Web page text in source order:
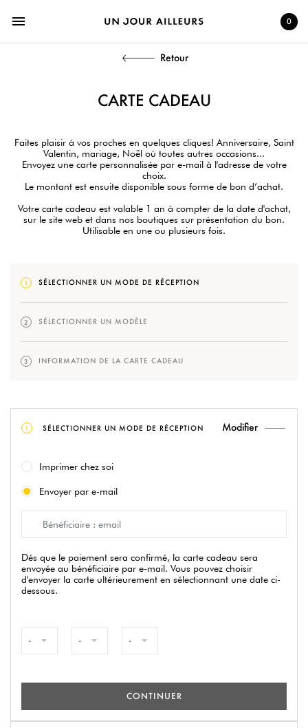
menu 0
Retour
CARTE CADEAU
Faites plaisir à vos proches en quelques cliques! Anniversaire, Saint
Valentin, mariage, Noël où toutes autres occasions...
Envoyez une carte personnalisée par e-mail à l'adresse de votre
choix.
Le montant est ensuite disponible sous forme de bon d’achat.
Votre carte cadeau est valable 1 an à compter de la date d'achat,
sur le site web et dans nos boutiques sur présentation du bon.
Utilisable en une ou plusieurs fois.
1 SÉLECTIONNER UN MODE DE RÉCEPTION
2 SÉLECTIONNER UN MODÈLE
3 INFORMATION DE LA CARTE CADEAU
1 SÉLECTIONNER UN MODE DE RÉCEPTION Modifier
Imprimer chez soi
Envoyer par e-mail
Dés que le paiement sera confirmé, la carte cadeau sera
envoyée au bénéficiaire par e-mail. Vous pouvez choisir
d'envoyer la carte ultérieurement en sélectionnant une date ci-
dessous.
- - -
CONTINUER